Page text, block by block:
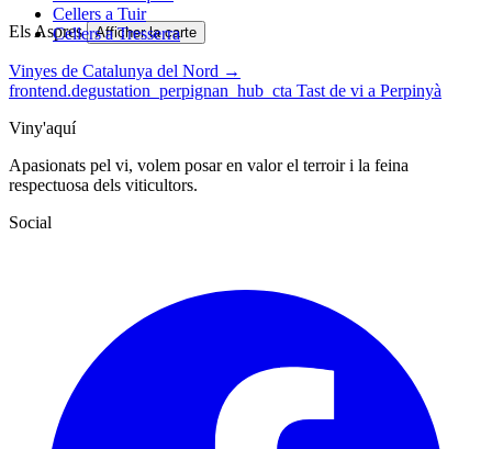
Els Aspres Afficher la carte
Cellers a Tuir
Cellers a Tresserra
Vinyes de Catalunya del Nord →
frontend.degustation_perpignan_hub_cta Tast de vi a Perpinyà
Viny'aquí
Apasionats pel vi, volem posar en valor el terroir i la feina
respectuosa dels viticultors.
Social